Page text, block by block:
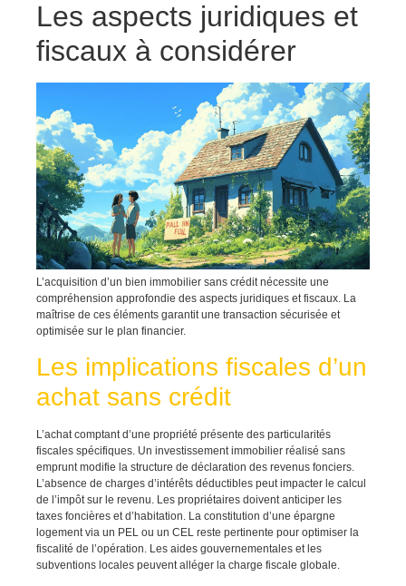
Les aspects juridiques et
fiscaux à considérer
L’acquisition d’un bien immobilier sans crédit nécessite une
compréhension approfondie des aspects juridiques et fiscaux. La
maîtrise de ces éléments garantit une transaction sécurisée et
optimisée sur le plan financier.
Les implications fiscales d’un
achat sans crédit
L’achat comptant d’une propriété présente des particularités
fiscales spécifiques. Un investissement immobilier réalisé sans
emprunt modifie la structure de déclaration des revenus fonciers.
L’absence de charges d’intérêts déductibles peut impacter le calcul
de l’impôt sur le revenu. Les propriétaires doivent anticiper les
taxes foncières et d’habitation. La constitution d’une épargne
logement via un PEL ou un CEL reste pertinente pour optimiser la
fiscalité de l’opération. Les aides gouvernementales et les
subventions locales peuvent alléger la charge fiscale globale.